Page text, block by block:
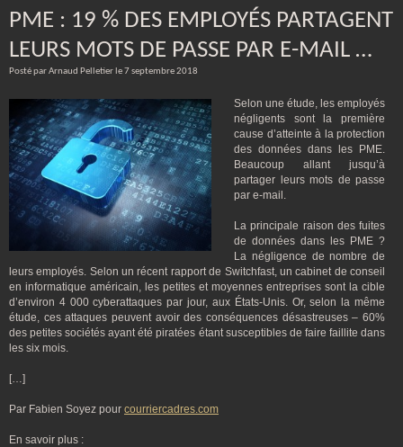
PME : 19 % DES EMPLOYÉS PARTAGENT
LEURS MOTS DE PASSE PAR E-MAIL …
Posté par Arnaud Pelletier le 7 septembre 2018
Selon une étude, les employés
négligents sont la première
cause d’atteinte à la protection
des données dans les PME.
Beaucoup allant jusqu’à
partager leurs mots de passe
par e-mail.
La principale raison des fuites
de données dans les PME ?
La négligence de nombre de
leurs employés. Selon un récent rapport de Switchfast, un cabinet de conseil
en informatique américain, les petites et moyennes entreprises sont la cible
d’environ 4 000 cyberattaques par jour, aux États-Unis. Or, selon la même
étude, ces attaques peuvent avoir des conséquences désastreuses – 60%
des petites sociétés ayant été piratées étant susceptibles de faire faillite dans
les six mois.
[…]
Par Fabien Soyez pour courriercadres.com
En savoir plus :